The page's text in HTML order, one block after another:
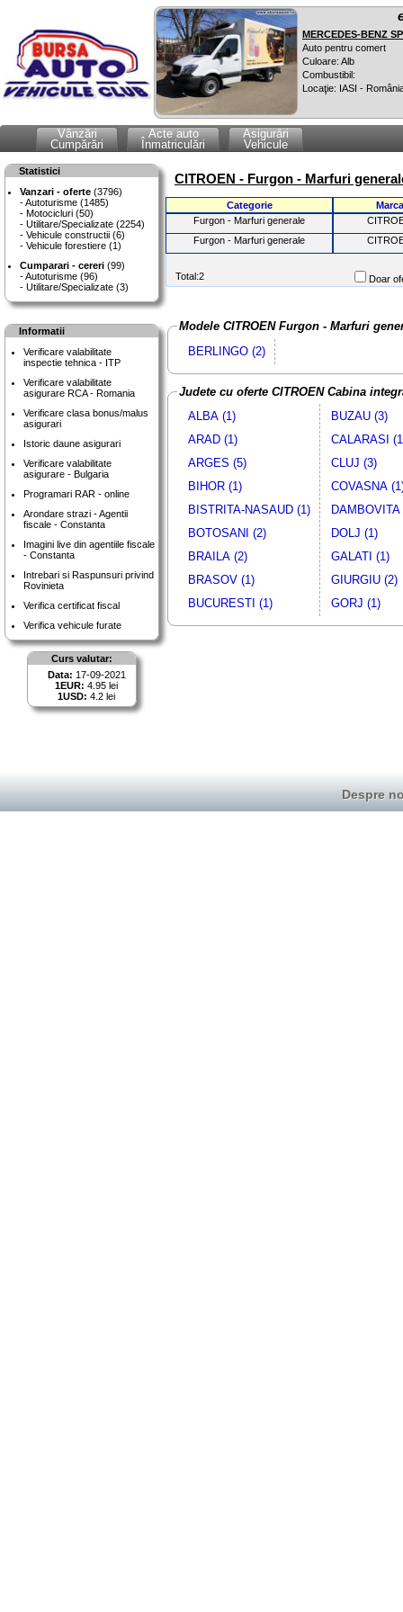
MERCEDES-BENZ
Auto pentru comert
Culoare: Alb
Combustibil:
Locaţie: IASI -
Vânzări
Cumpărări
Acte auto
Înmatriculări
Asigurări
Vehicule
Statistici
Vanzari - oferte (3796)
Autoturisme (1485)
Motocicluri (50)
Utilitare/Specializate (2254)
Vehicule constructii (6)
Vehicule forestiere (1)
Cumparari - cereri (99)
Autoturisme (96)
Utilitare/Specializate (3)
Informatii
Verificare valabilitate
inspectie tehnica - ITP
Verificare valabilitate
asigurare RCA - Romania
Verificare clasa bonus/malus
asigurari
Istoric daune asigurari
Verificare valabilitate
asigurare - Bulgaria
Programari RAR - online
Arondare strazi - Agentii
fiscale - Constanta
Imagini live din agentiile fiscale
- Constanta
Intrebari si Raspunsuri privind
Rovinieta
Verifica certificat fiscal
Verifica vehicule furate
Curs valutar:
Data: 17-09-2021
1EUR: 4.95 lei
1USD: 4.2 lei
CITROEN - Furgon - Marfuri
Categorie
Marca
Furgon - Marfuri generale
Furgon - Marfuri generale
Total:2 Doar
Modele CITROEN Furgon - Marfuri
BERLINGO (2)
Judete cu oferte CITROEN Cabina
ALBA (1)
ARAD (1)
ARGES (5)
BIHOR (1)
BISTRITA-NASAUD (1)
BOTOSANI (2)
BRAILA (2)
BRASOV (1)
BUCURESTI (1)
BUZAU (3)
CALARASI
CLUJ (3)
COVASNA
DAMBOVITA
DOLJ (1)
GALATI (1)
GIURGIU (2)
GORJ (1)
Despre